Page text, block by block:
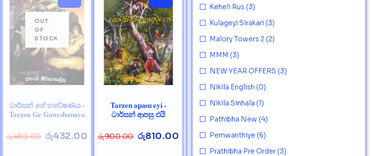
ටාර්සන් ගේ ගවේෂණය -
Tarzen Ge Gaweshanaya
රු480.00 රු432.00
Tarzen apasu eyi -
ටාර්සන් ආපසු එයි
රු900.00 රු810.00
Keheli Rus (3)
Kulageyi Sirakari (3)
Malory Towers 2 (2)
MMM (3)
NEW YEAR OFFERS (3)
Nikila English (0)
Nikila Sinhala (1)
Pathibha New (4)
Pemwanthiye (6)
Prathibha Pre Order (3)